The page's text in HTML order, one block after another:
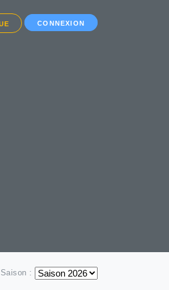
CONNEXION
Saison :